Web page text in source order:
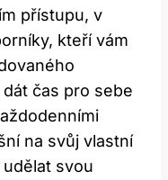
⁢přístupu, v
kteří vám
čas pro sebe⁤
na svůj vlastní
svou